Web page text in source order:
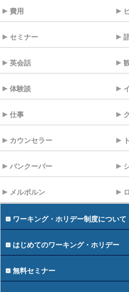
費用
セミナー
英会話
体験談
仕事
カウンセラー
バンクーバー
メルボルン
ワーキング・ホリデー制度について
はじめてのワーキング・ホリデー
無料セミナー